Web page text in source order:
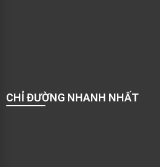
CHỈ ĐƯỜNG NHANH NHẤT